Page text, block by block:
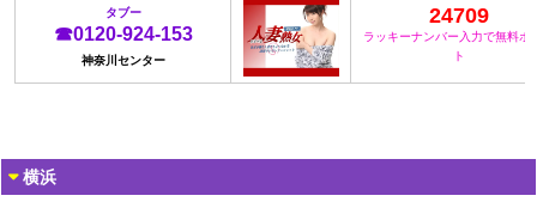
タブー
☎0120-924-153
神奈川センター
24709
ラッキーナンバー入力で無料ポ
ト
横浜